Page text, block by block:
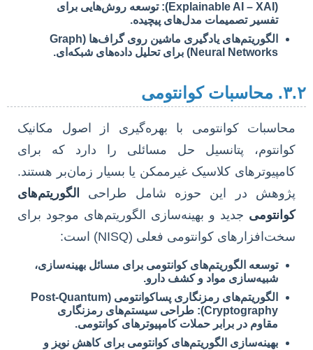
(Explainable AI – XAI): توسعه روش‌هایی برای
تفسیر تصمیمات مدل‌های پیچیده.
الگوریتم‌های یادگیری ماشین روی گراف‌ها (Graph
Neural Networks) برای تحلیل داده‌های شبکه‌ای.
کوانتومی
محاسبات کوانتومی با بهره‌گیری از اصول مکانیک
کوانتوم، پتانسیل حل مسائلی را دارد که برای
کامپیوترهای کلاسیک غیرممکن یا بسیار زمان‌بر هستند.
پژوهش در این حوزه شامل طراحیالگوریتم‌های
کوانتومیجدید و بهینه‌سازی الگوریتم‌های موجود برای
سخت‌افزارهای کوانتومی فعلی (NISQ) است:
توسعه الگوریتم‌های کوانتومی برای مسائل بهینه‌سازی،
شبیه‌سازی مواد و کشف دارو.
الگوریتم‌های رمزنگاری پساکوانتومی (Post-Quantum
Cryptography): طراحی سیستم‌های رمزنگاری
مقاوم در برابر حملات کامپیوترهای کوانتومی.
بهینه‌سازی الگوریتم‌های کوانتومی برای کاهش نویز و